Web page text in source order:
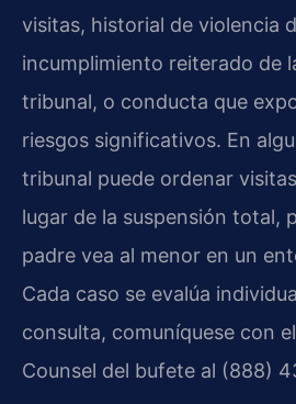
visitas, historial de violencia
incumplimiento reiterado de
tribunal, o conducta que
riesgos significativos. En
tribunal puede ordenar
lugar de la suspensión total,
padre vea al menor en un
Cada caso se evalúa
consulta, comuníquese con
Counsel del bufete al (888)